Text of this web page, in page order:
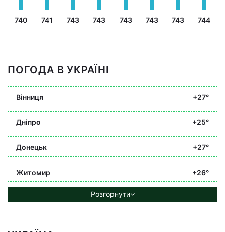
740 741 743 743 743 743 743 744
ПОГОДА В УКРАЇНІ
Вінниця +27°
Дніпро +25°
Донецьк +27°
Житомир +26°
Розгорнути